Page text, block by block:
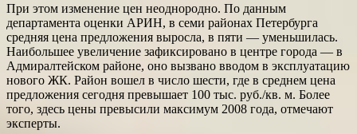
При этом изменение цен неоднородно. По данным
департамента оценки АРИН, в семи районах Петербурга
средняя цена предложения выросла, в пяти — уменьшилась.
Наибольшее увеличение зафиксировано в центре города — в
Адмиралтейском районе, оно вызвано вводом в эксплуатацию
нового ЖК. Район вошел в число шести, где в среднем цена
предложения сегодня превышает 100 тыс. руб./кв. м. Более
того, здесь цены превысили максимум 2008 года, отмечают
эксперты.